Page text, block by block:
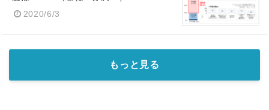
2020/6/3
もっと見る